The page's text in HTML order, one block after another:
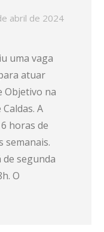
abril de 2024
uma vaga
atuar
Objetivo na
A
horas de
semanais.
segunda
O